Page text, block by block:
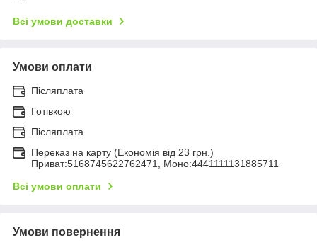
Всі умови доставки
Умови оплати
Післяплата
Готівкою
Післяплата
Переказ на карту (Економія від 23 грн.)
Приват:5168745622762471, Моно:4441111131885711
Всі умови оплати
Умови повернення